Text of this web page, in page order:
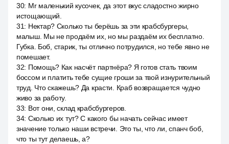
30: Mr маленький кусочек, да этот вкус сладостно жирно
истощающий.
31: Нектар? Сколько ты берёшь за эти крабсбургеры,
малыш. Мы не продаём их, но мы раздаём их бесплатно.
Губка. Боб, старик, ты отлично потрудился, но тебе явно не
помешает.
32: Помощь? Как насчёт партнёра? Я готов стать твоим
боссом и платить тебе сущие гроши за твой изнурительный
труд. Что скажешь? Да красти. Краб возвращается чудно
живо за работу.
33: Вот они, склад крабсбургеров.
34: Сколько их тут? С какого бы начать сейчас имеет
значение только наши встречи. Это ты, что ли, спанч боб,
что ты тут делаешь, а?